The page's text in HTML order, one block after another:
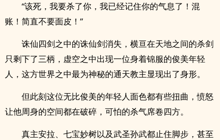
“该死，我要杀了你，我已经记住你的气息了！混
账！简直不要面皮！”
诛仙四剑之中的诛仙剑消失，横亘在天地之间的杀剑
只剩下了三柄，虚空之中出现一位身着锦服的俊美年轻
人，这方世界之中最为神秘的通天教主显现出了身形。
但此刻这位无比俊美的年轻人面色都有些扭曲，愤怒
让他周身的空间都在破碎，可怕的杀气席卷四方。
真主安拉、七宝妙树以及武圣孙武都止住脚步，甚至